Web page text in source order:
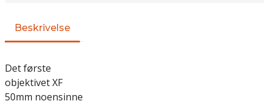
Beskrivelse
Det første
objektivet XF
50mm noensinne